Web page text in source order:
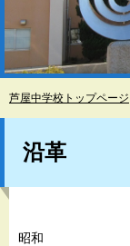
芦屋中学校トップページ
沿革
昭和